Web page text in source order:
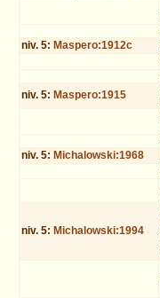
niv. 5: Maspero:1912c
niv. 5: Maspero:1915
niv. 5: Michalowski:1968
niv. 5: Michalowski:1994